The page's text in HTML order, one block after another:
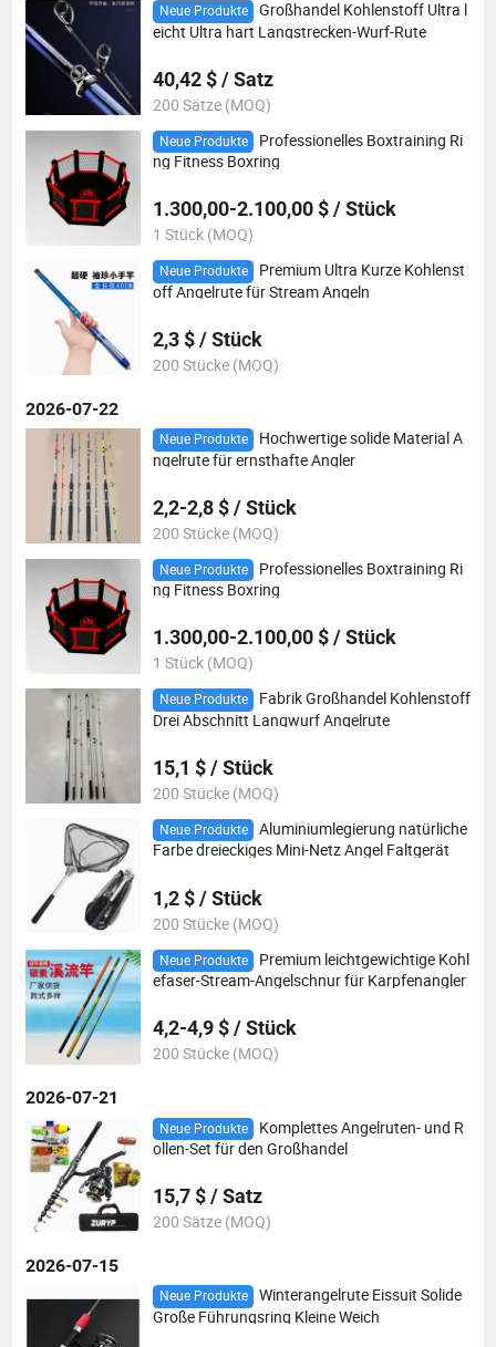
Neue Produkte
Großhandel Kohlenstoff Ultra l
eicht Ultra hart Langstrecken-Wurf-Rute
40,42 $ / Satz
200 Sätze (MOQ)
Neue Produkte
Professionelles Boxtraining Ri
ng Fitness Boxring
1.300,00-2.100,00 $ / Stück
1 Stück (MOQ)
Neue Produkte
Premium Ultra Kurze Kohlenst
off Angelrute für Stream Angeln
2,3 $ / Stück
200 Stücke (MOQ)
2026-07-22
Neue Produkte
Hochwertige solide Material A
ngelrute für ernsthafte Angler
2,2-2,8 $ / Stück
200 Stücke (MOQ)
Neue Produkte
Professionelles Boxtraining Ri
ng Fitness Boxring
1.300,00-2.100,00 $ / Stück
1 Stück (MOQ)
Neue Produkte
Fabrik Großhandel Kohlenstoff
Drei Abschnitt Langwurf Angelrute
15,1 $ / Stück
200 Stücke (MOQ)
Neue Produkte
Aluminiumlegierung natürliche
Farbe dreieckiges Mini-Netz Angel Faltgerät
1,2 $ / Stück
200 Stücke (MOQ)
Neue Produkte
Premium leichtgewichtige Kohl
efaser-Stream-Angelschnur für Karpfenangler
4,2-4,9 $ / Stück
200 Stücke (MOQ)
2026-07-21
Neue Produkte
Komplettes Angelruten- und R
ollen-Set für den Großhandel
15,7 $ / Satz
200 Sätze (MOQ)
2026-07-15
Neue Produkte
Winterangelrute Eissuit Solide
Große Führungsring Kleine Weich